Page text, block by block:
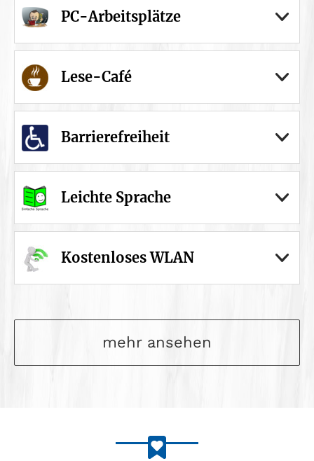
PC-Arbeitsplätze
Lese-Café
Barrierefreiheit
Leichte Sprache
Kostenloses WLAN
mehr ansehen